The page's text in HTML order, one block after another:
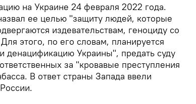
на Украине 24 февраля 2022 года.
ее целью "защиту людей, которые
издевательствам, геноциду со
этого, по его словам, планируется
денацификацию Украины", предать суду
за "кровавые преступления
В ответ страны Запада ввели